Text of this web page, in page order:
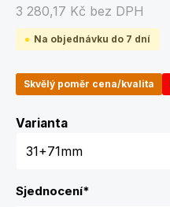
3 280,17 Kč bez DPH
Na objednávku do 7 dní
Skvělý poměr cena/kvalita
VariantaZvolte variantu
Sjednocení*